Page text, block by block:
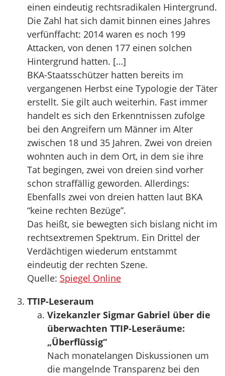
einen eindeutig rechtsradikalen Hintergrund.
Die Zahl hat sich damit binnen eines Jahres
verfünffacht: 2014 waren es noch 199
Attacken, von denen 177 einen solchen
Hintergrund hatten. […]
BKA-Staatsschützer hatten bereits im
vergangenen Herbst eine Typologie der Täter
erstellt. Sie gilt auch weiterhin. Fast immer
handelt es sich den Erkenntnissen zufolge
bei den Angreifern um Männer im Alter
zwischen 18 und 35 Jahren. Zwei von dreien
wohnten auch in dem Ort, in dem sie ihre
Tat begingen, zwei von dreien sind vorher
schon straffällig geworden. Allerdings:
Ebenfalls zwei von dreien hatten laut BKA
“keine rechten Bezüge”.
Das heißt, sie bewegten sich bislang nicht im
rechtsextremen Spektrum. Ein Drittel der
Verdächtigen wiederum entstammt
eindeutig der rechten Szene.
Quelle: Spiegel Online
TTIP-Leseraum
Vizekanzler Sigmar Gabriel über die
überwachten TTIP-Leseräume:
„Überflüssig“
Nach monatelangen Diskussionen um
die mangelnde Transparenz bei den